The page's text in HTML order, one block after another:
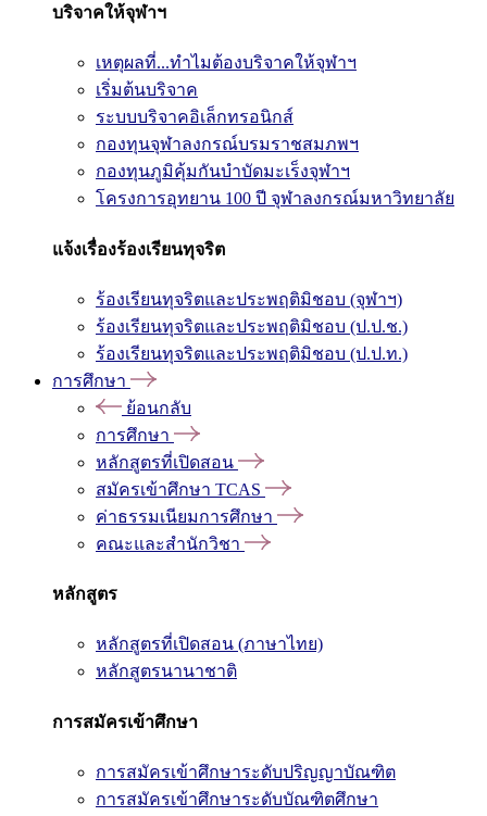
บริจาคให้จุฬาฯ
เหตุผลที่...ทำไมต้องบริจาคให้จุฬาฯ
เริ่มต้นบริจาค
ระบบบริจาคอิเล็กทรอนิกส์
กองทุนจุฬาลงกรณ์บรมราชสมภพฯ
กองทุนภูมิคุ้มกันบำบัดมะเร็งจุฬาฯ
โครงการอุทยาน 100 ปี จุฬาลงกรณ์มหาวิทยาลัย
แจ้งเรื่องร้องเรียนทุจริต
ร้องเรียนทุจริตและประพฤติมิชอบ (จุฬาฯ)
ร้องเรียนทุจริตและประพฤติมิชอบ (ป.ป.ช.)
ร้องเรียนทุจริตและประพฤติมิชอบ (ป.ป.ท.)
การศึกษา
ย้อนกลับ
การศึกษา
หลักสูตรที่เปิดสอน
สมัครเข้าศึกษา TCAS
ค่าธรรมเนียมการศึกษา
คณะและสำนักวิชา
หลักสูตร
หลักสูตรที่เปิดสอน (ภาษาไทย)
หลักสูตรนานาชาติ
การสมัครเข้าศึกษา
การสมัครเข้าศึกษาระดับปริญญาบัณฑิต
การสมัครเข้าศึกษาระดับบัณฑิตศึกษา